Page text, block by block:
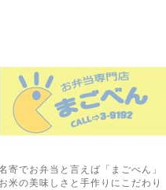
寄でお弁当と言えば「まごべん」
お米の美味しさと手作りにこだわり